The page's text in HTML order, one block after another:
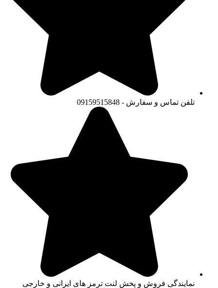
تلفن تماس و سفارش - 09159515848
نمایندگی فروش و پخش لنت ترمز های ایرانی و خارجی